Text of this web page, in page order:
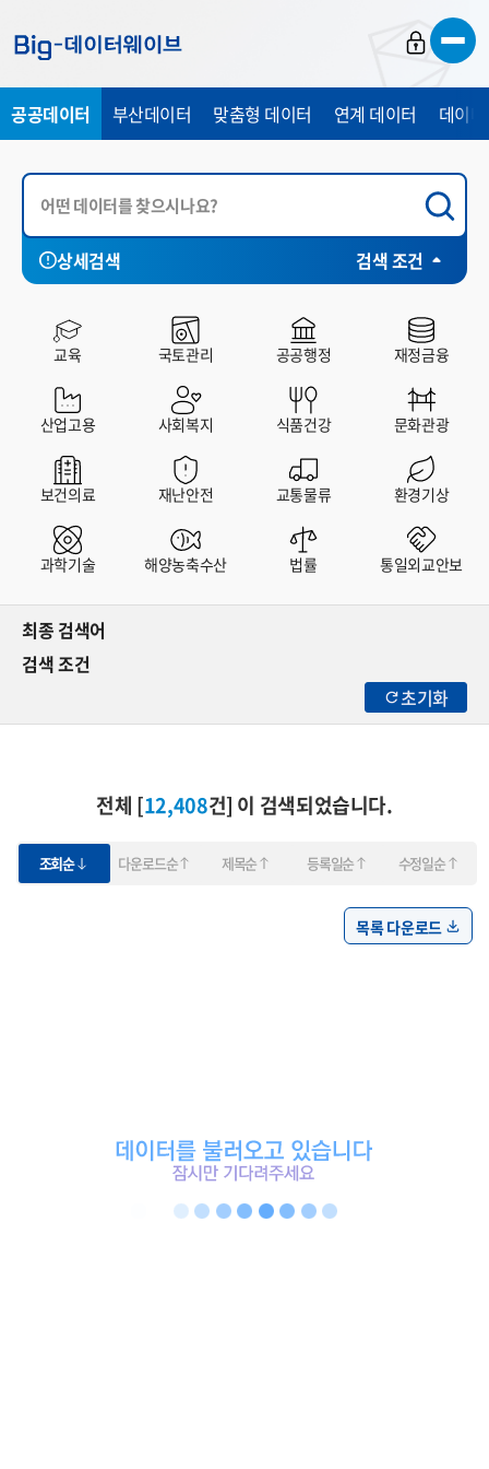
가
기
가
기
가
기
공공데이터 부산데이터 맞춤형 데이터 연계 데이터 데이
상세검색 검색 조건
시각화 SHEET부산시 서구 동구
교육 국토관리 공공행정 재정금융
산업고용 사회복지 식품건강 문화관광
보건의료 재난안전 교통물류 환경기상
과학기술 해양농축수산 법률 통일외교안보
최종 검색어
검색 조건
초기화
전체 [12,408건] 이 검색되었습니다.
조회순 다운로드순 제목순 등록일순 수정일순
목록 다운로드